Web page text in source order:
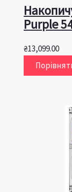
Purple
₴13,099.00